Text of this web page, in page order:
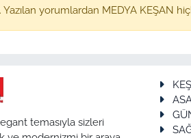
yorumlardan MEDYA KEŞAN
temasıyla sizleri